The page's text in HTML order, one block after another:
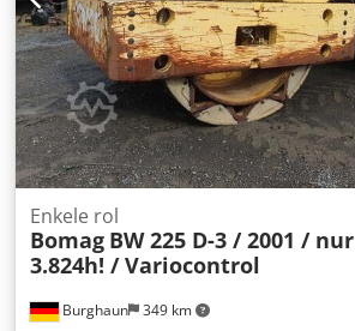
Burghaun 349 km
Enkele rol
Bomag BW 225 D-3 / 2001 / nur
3.824h! / Variocontrol